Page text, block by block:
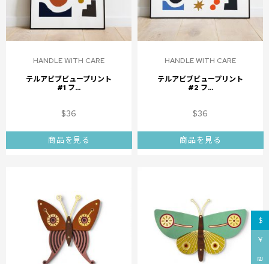
$
¥
₪
HANDLE WITH CARE
テルアビブビュープリント
#1 フ...
$36
商品を見る
HANDLE WITH CARE
テルアビブビュープリント
#2 フ...
$36
商品を見る